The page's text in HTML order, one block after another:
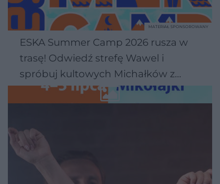
ESKA Summer Camp 2026 rusza w
trasę! Odwiedź strefę Wawel i
spróbuj kultowych Michałków z
Wawelu
MATERIAŁ SPONSOROWANY